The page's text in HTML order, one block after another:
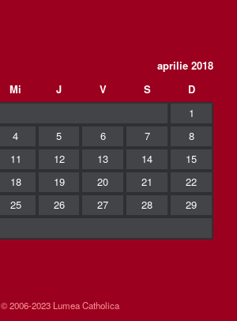
aprilie 2018
Mi J V S
D
1
4 5 6 7
8
11 12 13 14
15
18 19 20 21
22
25 26 27 28
29
© 2006-2023 Lumea Catholica